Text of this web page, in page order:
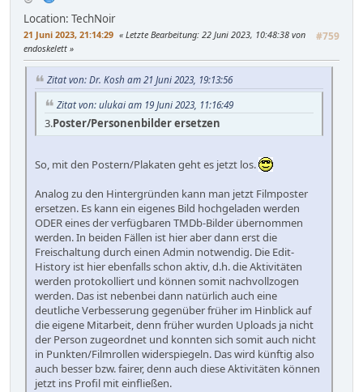
Location: TechNoir
21 Juni 2023, 21:14:29 #759
Letzte Bearbeitung: 22 Juni 2023, 10:48:38 von
endoskelett
Zitat von: Dr. Kosh am 21 Juni 2023, 19:13:56
Zitat von: ulukai am 19 Juni 2023, 11:16:49
3.Poster/Personenbilder ersetzen
So, mit den Postern/Plakaten geht es jetzt los.
Analog zu den Hintergründen kann man jetzt Filmposter
ersetzen. Es kann ein eigenes Bild hochgeladen werden
ODER eines der verfügbaren TMDb-Bilder übernommen
werden. In beiden Fällen ist hier aber dann erst die
Freischaltung durch einen Admin notwendig. Die Edit-
History ist hier ebenfalls schon aktiv, d.h. die Aktivitäten
werden protokolliert und können somit nachvollzogen
werden. Das ist nebenbei dann natürlich auch eine
deutliche Verbesserung gegenüber früher im Hinblick auf
die eigene Mitarbeit, denn früher wurden Uploads ja nicht
der Person zugeordnet und konnten sich somit auch nicht
in Punkten/Filmrollen widerspiegeln. Das wird künftig also
auch besser bzw. fairer, denn auch diese Aktivitäten können
jetzt ins Profil mit einfließen.